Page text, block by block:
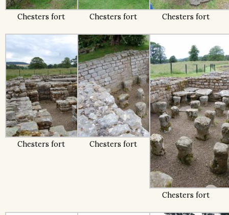
Chesters fort Chesters fort Chesters fort
Chesters fort Chesters fort
Chesters fort